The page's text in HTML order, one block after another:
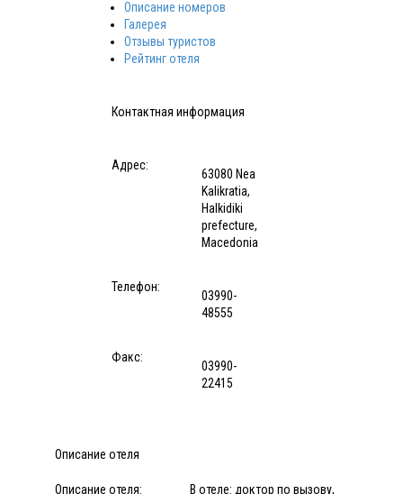
Описание номеров
Галерея
Отзывы туристов
Рейтинг отеля
Контактная информация
Адрес:
63080 Nea
Kalikratia,
Halkidiki
prefecture,
Macedonia
Телефон:
03990-
48555
Факс:
03990-
22415
Описание отеля
Описание отеля:
В отеле: доктор по вызову,